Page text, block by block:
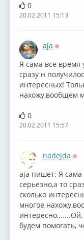
0
20.02.2011 15:13
aja
Я сама все время
сразу н
интересных!
нахожу,вообщем
0
20.02.2011 15:57
nadejda
aja пишет: Я сама
серьезно,а то
сколько
многое
будем помогать,